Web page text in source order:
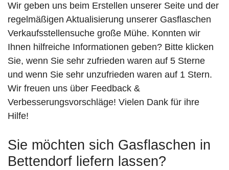
Wir geben uns beim Erstellen unserer Seite und der
regelmäßigen Aktualisierung unserer Gasflaschen
Verkaufsstellensuche große Mühe. Konnten wir
Ihnen hilfreiche Informationen geben? Bitte klicken
Sie, wenn Sie sehr zufrieden waren auf 5 Sterne
und wenn Sie sehr unzufrieden waren auf 1 Stern.
Wir freuen uns über Feedback &
Verbesserungsvorschläge! Vielen Dank für ihre
Hilfe!
Sie möchten sich Gasflaschen in
Bettendorf liefern lassen?